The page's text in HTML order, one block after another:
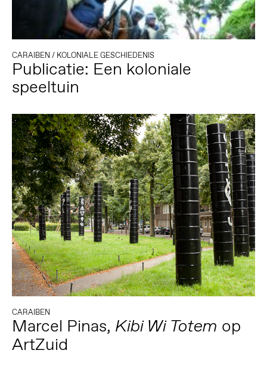
CARAIBEN/ KOLONIALE GESCHIEDENIS
Publicatie: Een koloniale
speeltuin
CARAIBEN
Marcel Pinas, Kibi Wi Totem op
ArtZuid